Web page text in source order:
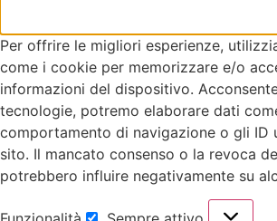
Per offrire le migliori esperienze,
come i cookie per memorizzare e/o
informazioni del dispositivo.
tecnologie, potremo elaborare dati
comportamento di navigazione o gli ID
sito. Il mancato consenso o la revoca
potrebbero influire negativamente su